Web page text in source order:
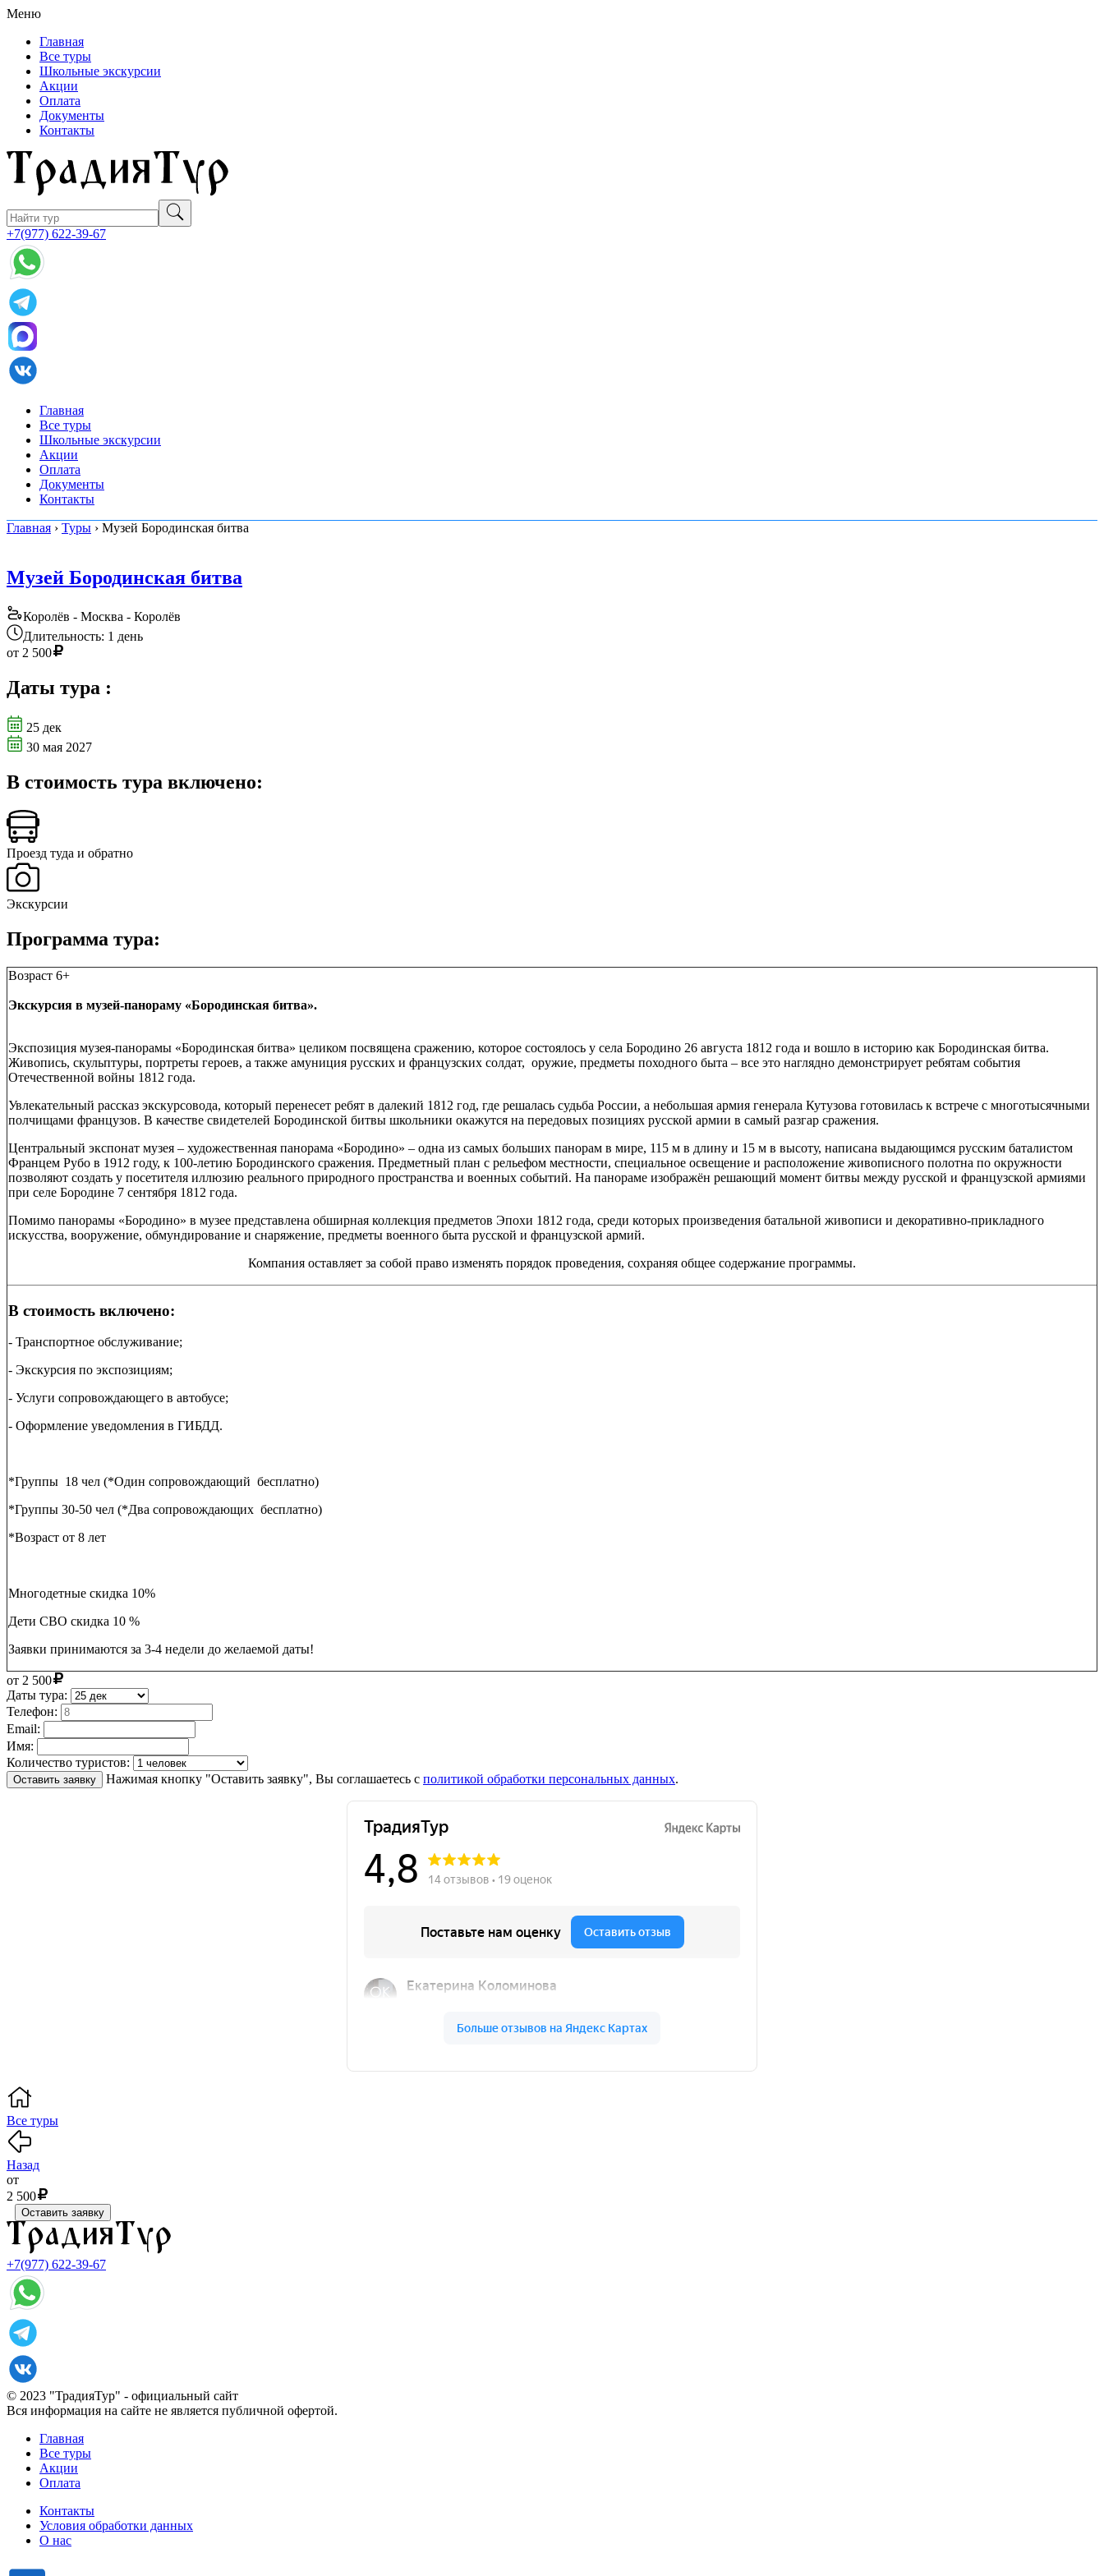
Меню
Главная
Все туры
Школьные экскурсии
Акции
Оплата
Документы
Контакты
+7(977) 622-39-67
Главная
Все туры
Школьные экскурсии
Акции
Оплата
Документы
Контакты
Главная › Туры › Музей Бородинская битва
Музей Бородинская битва
Королёв - Москва - Королёв
Длительность: 1 день
от 2 500
Даты тура :
25 дек
30 мая 2027
В стоимость тура включено:
Проезд туда и обратно
Экскурсии
Программа тура:
Возраст 6+
Экскурсия в музей-панораму «Бородинская битва».
Экспозиция музея-панорамы «Бородинская битва» целиком посвящена сражению, которое состоялось у села Бородино 26 августа 1812 года и вошло в историю как Бородинская битва.
Живопись, скульптуры, портреты героев, а также амуниция русских и французских солдат, оружие, предметы походного быта – все это наглядно демонстрирует ребятам события
Отечественной войны 1812 года.
Увлекательный рассказ экскурсовода, который перенесет ребят в далекий 1812 год, где решалась судьба России, а небольшая армия генерала Кутузова готовилась к встрече с многотысячными
полчищами французов. В качестве свидетелей Бородинской битвы школьники окажутся на передовых позициях русской армии в самый разгар сражения.
Центральный экспонат музея – художественная панорама «Бородино» – одна из самых больших панорам в мире, 115 м в длину и 15 м в высоту, написана выдающимся русским баталистом
Францем Рубо в 1912 году, к 100-летию Бородинского сражения. Предметный план с рельефом местности, специальное освещение и расположение живописного полотна по окружности
позволяют создать у посетителя иллюзию реального природного пространства и военных событий. На панораме изображён решающий момент битвы между русской и французской армиями
при селе Бородине 7 сентября 1812 года.
Помимо панорамы «Бородино» в музее представлена обширная коллекция предметов Эпохи 1812 года, среди которых произведения батальной живописи и декоративно-прикладного
искусства, вооружение, обмундирование и снаряжение, предметы военного быта русской и французской армий.
Компания оставляет за собой право изменять порядок проведения, сохраняя общее содержание программы.
В стоимость включено:
- Транспортное обслуживание;
- Экскурсия по экспозициям;
- Услуги сопровождающего в автобусе;
- Оформление уведомления в ГИБДД.
*Группы 18 чел (*Один сопровождающий бесплатно)
*Группы 30-50 чел (*Два сопровождающих бесплатно)
*Возраст от 8 лет
Многодетные скидка 10%
Дети СВО скидка 10 %
Заявки принимаются за 3-4 недели до желаемой даты!
от 2 500
Даты тура:
Телефон:
Email:
Имя:
Количество туристов:
Оставить заявку Нажимая кнопку "Оставить заявку", Вы соглашаетесь с политикой обработки персональных данных.
Все туры
Назад
от
2 500
Оставить заявку
+7(977) 622-39-67
© 2023 "ТрадияТур" - официальный сайт
Вся информация на сайте не является публичной офертой.
Главная
Все туры
Акции
Оплата
Контакты
Условия обработки данных
О нас